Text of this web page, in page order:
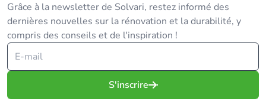
Grâce à la newsletter de Solvari, restez informé des
dernières nouvelles sur la rénovation et la durabilité, y
compris des conseils et de l'inspiration !
S'inscrire